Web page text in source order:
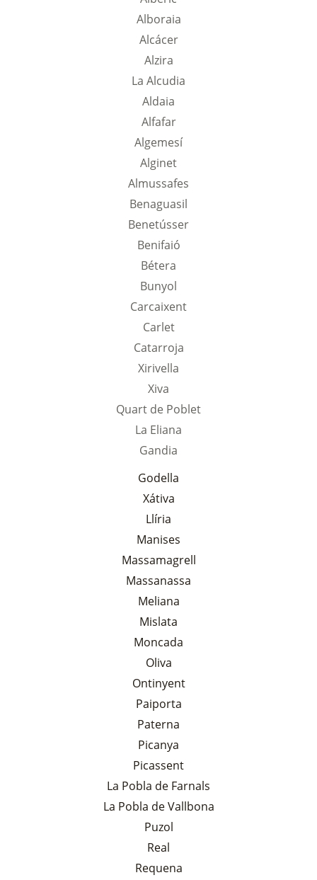
Alboraia
Alcácer
Alzira
La Alcudia
Aldaia
Alfafar
Algemesí
Alginet
Almussafes
Benaguasil
Benetússer
Benifaió
Bétera
Bunyol
Carcaixent
Carlet
Catarroja
Xirivella
Xiva
Quart de Poblet
La Eliana
Gandia
Godella
Xátiva
Llíria
Manises
Massamagrell
Massanassa
Meliana
Mislata
Moncada
Oliva
Ontinyent
Paiporta
Paterna
Picanya
Picassent
La Pobla de Farnals
La Pobla de Vallbona
Puzol
Real
Requena